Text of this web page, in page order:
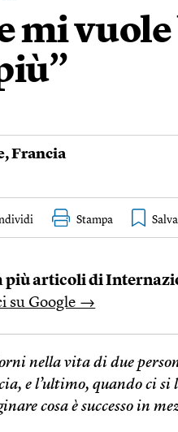
mi
,Francia
Stampa
più articoli di
su Google →
nella vita di due
e l’ultimo, quando ci si
cosa è successo in